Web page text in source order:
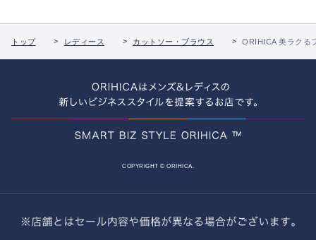
トップ レディース カットソー・ブラウス ORIHICA 美ラクる
COPYRIGHT © ORIHICA.